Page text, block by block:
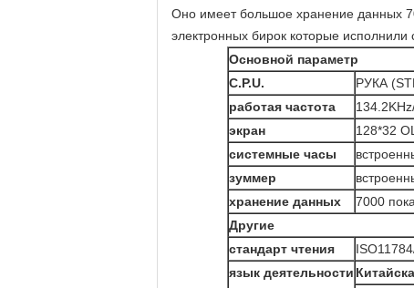
Оно имеет большое хранение данных
электронных бирок которые
Основной параметр
C.P.U.
РУКА
работая частота
экран
128*32
системные часы
зуммер
хранение данных
7000
Другие
стандарт чтения
язык деятельности